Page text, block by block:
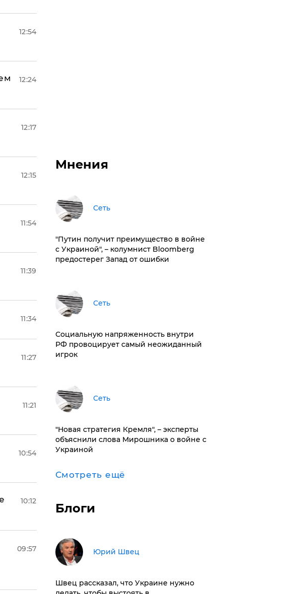
12:54
12:24
12:17
12:15
11:54
11:39
11:34
11:27
11:21
10:54
10:12
09:57
Мнения
Сеть
"Путин получит преимущество в войне
с Украиной", – колумнист Bloomberg
предостерег Запад от ошибки
Сеть
Социальную напряженность внутри
РФ провоцирует самый неожиданный
игрок
Сеть
"Новая стратегия Кремля", – эксперты
объяснили слова Мирошника о войне с
Украиной
Смотреть ещё
Блоги
Юрий Швец
Швец рассказал, что Украине нужно